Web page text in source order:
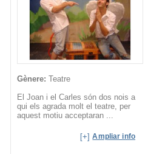
Gènere: Teatre
El Joan i el Carles són dos nois a
qui els agrada molt el teatre, per
aquest motiu acceptaran ...
[+]Ampliar info